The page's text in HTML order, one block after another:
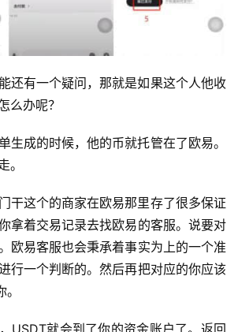
还有一个疑问，那就是如果这个人他收
么办呢？
生成的时候，他的币就托管在了欧易。
。
干这个的商家在欧易那里存了很多保证
拿着交易记录去找欧易的客服。说要对
欧易客服也会秉承着事实为上的一个准
行一个判断的。然后再把对应的你应该